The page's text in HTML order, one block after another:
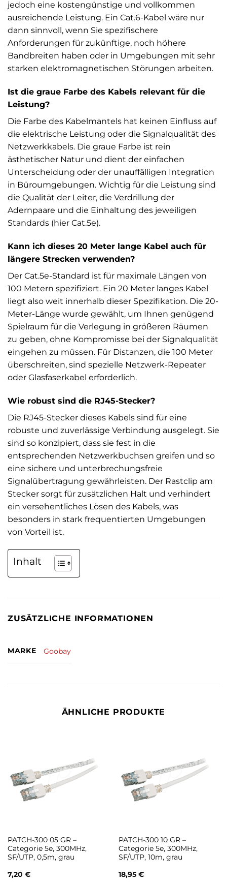
jedoch eine kostengünstige und vollkommen
ausreichende Leistung. Ein Cat.6-Kabel wäre nur
dann sinnvoll, wenn Sie spezifischere
Anforderungen für zukünftige, noch höhere
Bandbreiten haben oder in Umgebungen mit sehr
starken elektromagnetischen Störungen arbeiten.
Ist die graue Farbe des Kabels relevant für die
Leistung?
Die Farbe des Kabelmantels hat keinen Einfluss auf
die elektrische Leistung oder die Signalqualität des
Netzwerkkabels. Die graue Farbe ist rein
ästhetischer Natur und dient der einfachen
Unterscheidung oder der unauffälligen Integration
in Büroumgebungen. Wichtig für die Leistung sind
die Qualität der Leiter, die Verdrillung der
Adernpaare und die Einhaltung des jeweiligen
Standards (hier Cat.5e).
Kann ich dieses 20 Meter lange Kabel auch für
längere Strecken verwenden?
Der Cat.5e-Standard ist für maximale Längen von
100 Metern spezifiziert. Ein 20 Meter langes Kabel
liegt also weit innerhalb dieser Spezifikation. Die 20-
Meter-Länge wurde gewählt, um Ihnen genügend
Spielraum für die Verlegung in größeren Räumen
zu geben, ohne Kompromisse bei der Signalqualität
eingehen zu müssen. Für Distanzen, die 100 Meter
überschreiten, sind spezielle Netzwerk-Repeater
oder Glasfaserkabel erforderlich.
Wie robust sind die RJ45-Stecker?
Die RJ45-Stecker dieses Kabels sind für eine
robuste und zuverlässige Verbindung ausgelegt. Sie
sind so konzipiert, dass sie fest in die
entsprechenden Netzwerkbuchsen greifen und so
eine sichere und unterbrechungsfreie
Signalübertragung gewährleisten. Der Rastclip am
Stecker sorgt für zusätzlichen Halt und verhindert
ein versehentliches Lösen des Kabels, was
besonders in stark frequentierten Umgebungen
von Vorteil ist.
Inhalt
ZUSÄTZLICHE INFORMATIONEN
MARKE Goobay
ÄHNLICHE PRODUKTE
PATCH-300 05 GR –
Categorie 5e, 300MHz,
SF/UTP, 0,5m, grau
7,20 €
PATCH-300 10 GR –
Categorie 5e, 300MHz,
SF/UTP, 10m, grau
18,95 €